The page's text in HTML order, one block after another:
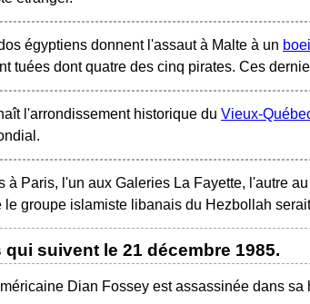
égyptiens donnent l'assaut à Malte à un
tuées dont quatre des cinq pirates. Ces
l'arrondissement historique du Vieux-
à Paris, l'un aux Galeries La Fayette, l'autre
le groupe islamiste libanais du Hezbollah
qui suivent le 21 décembre 1985.
Dian Fossey est assassinée dans sa